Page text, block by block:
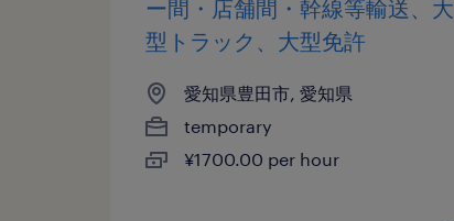
ー間・店舗間・幹線等輸送、大
型トラック、大型免許
愛知県豊田市, 愛知県
temporary
¥1700.00 per hour